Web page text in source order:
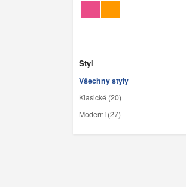
Styl
Všechny styly
Klasické (20)
Moderní (27)